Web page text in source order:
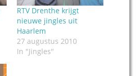
RTV Drenthe krijgt
nieuwe jingles uit
Haarlem
27 augustus 2010
In "Jingles"